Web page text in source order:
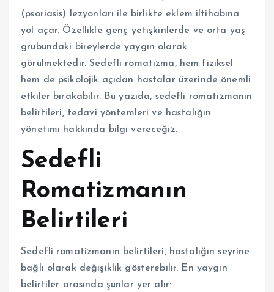
(psoriasis) lezyonları ile birlikte eklem iltihabına
yol açar. Özellikle genç yetişkinlerde ve orta yaş
grubundaki bireylerde yaygın olarak
görülmektedir. Sedefli romatizma, hem fiziksel
hem de psikolojik açıdan hastalar üzerinde önemli
etkiler bırakabilir. Bu yazıda, sedefli romatizmanın
belirtileri, tedavi yöntemleri ve hastalığın
yönetimi hakkında bilgi vereceğiz.
Sedefli
Romatizmanın
Belirtileri
Sedefli romatizmanın belirtileri, hastalığın seyrine
bağlı olarak değişiklik gösterebilir. En yaygın
belirtiler arasında şunlar yer alır: